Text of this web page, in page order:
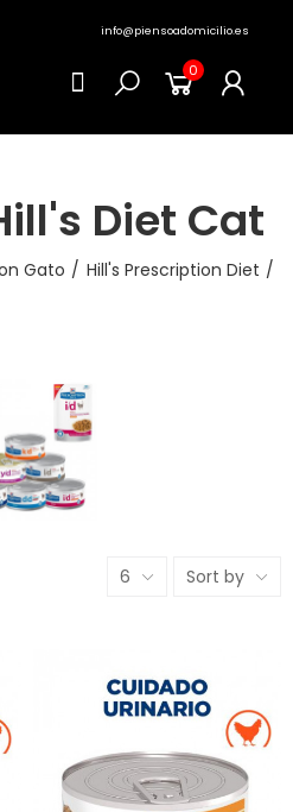
info@piensoadomicilio.es
0
Diet Cat
Gato
Hill's Prescription Diet
6 Sort by